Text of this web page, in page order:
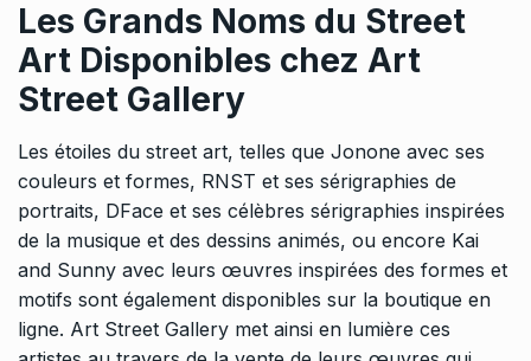
Les Grands Noms du Street
Art Disponibles chez Art
Street Gallery
Les étoiles du street art, telles que Jonone avec ses
couleurs et formes, RNST et ses sérigraphies de
portraits, DFace et ses célèbres sérigraphies inspirées
de la musique et des dessins animés, ou encore Kai
and Sunny avec leurs œuvres inspirées des formes et
motifs sont également disponibles sur la boutique en
ligne. Art Street Gallery met ainsi en lumière ces